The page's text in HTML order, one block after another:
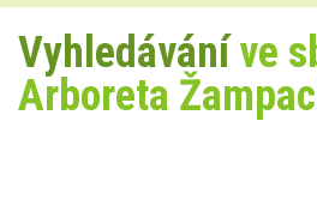
Vyhledáváníve
Arboreta